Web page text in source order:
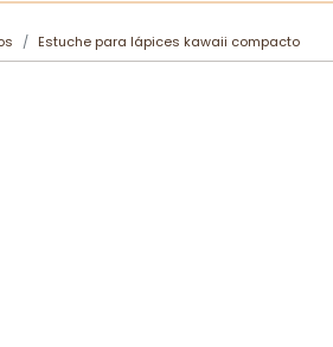
Estuche para lápices kawaii compacto